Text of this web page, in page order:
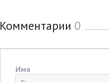
Комментарии 0
Имя